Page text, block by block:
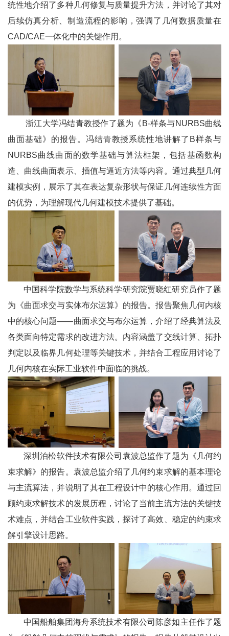
统性地介绍了多种几何修复与质量提升方法，并讨论了其对
后续仿真分析、制造流程的影响，强调了几何数据质量在
CAD/CAE一体化中的关键作用。
浙江大学冯结青教授作了题为《 B-样条与NURBS曲线
曲面基础》的报告。冯结青教授系统性地讲解了 B样条与
NURBS曲线曲面的数学基础与算法框架，包括基函数构
造、曲线曲面表示、插值与逼近方法等内容。通过典型几何
建模实例，展示了其在表达复杂形状与保证几何连续性方面
的优势，为理解现代几何建模技术提供了基础。
中国科学院数学与系统科学研究院贾晓红研究员作了题
为《曲面求交与实体布尔运算》的报告。报告聚焦几何内核
中的核心问题——曲面求交与布尔运算，介绍了经典算法及
各类面向特定需求的改进方法。内容涵盖了交线计算、拓扑
判定以及临界几何处理等关键技术，并结合工程应用讨论了
几何内核在实际工业软件中面临的挑战。
深圳泊松软件技术有限公司袁波总监作了题为《几何约
束求解》的报告。袁波总监介绍了几何约束求解的基本理论
与主流算法，并说明了其在工程设计中的核心作用。通过回
顾约束求解技术的发展历程，讨论了当前主流方法的关键技
术难点，并结合工业软件实践，探讨了高效、稳定的约束求
解引擎设计思路。
中国船舶集团海舟系统技术有限公司陈彦如主任作了题